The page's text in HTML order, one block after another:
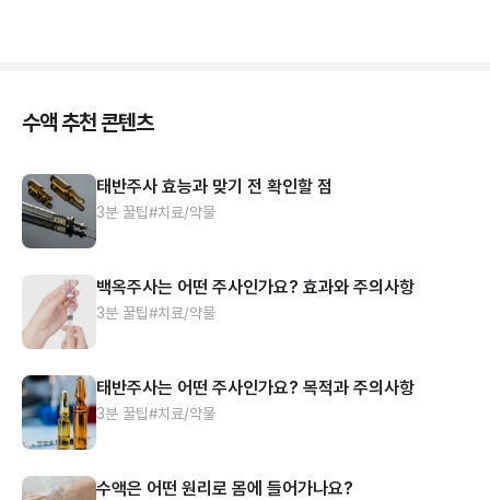
수액 추천 콘텐츠
태반주사 효능과 맞기 전 확인할 점
3분 꿀팁#치료/약물
백옥주사는 어떤 주사인가요? 효과와 주의사항
3분 꿀팁#치료/약물
태반주사는 어떤 주사인가요? 목적과 주의사항
3분 꿀팁#치료/약물
수액은 어떤 원리로 몸에 들어가나요?